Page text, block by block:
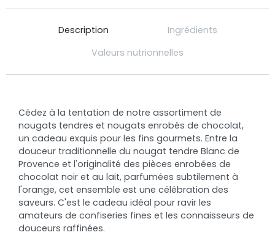
Description
Ingrédients
Valeurs nutrionnelles
Cédez à la tentation de notre assortiment de
nougats tendres et nougats enrobés de chocolat,
un cadeau exquis pour les fins gourmets. Entre la
douceur traditionnelle du nougat tendre Blanc de
Provence et l'originalité des pièces enrobées de
chocolat noir et au lait, parfumées subtilement à
l'orange, cet ensemble est une célébration des
saveurs. C'est le cadeau idéal pour ravir les
amateurs de confiseries fines et les connaisseurs de
douceurs raffinées.